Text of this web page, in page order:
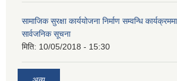
सामाजिक सुरक्षा कार्ययोजना निर्माण सम्वन्धि
सार्वजनिक सूचना
मिति: 10/05/2018 - 15:30